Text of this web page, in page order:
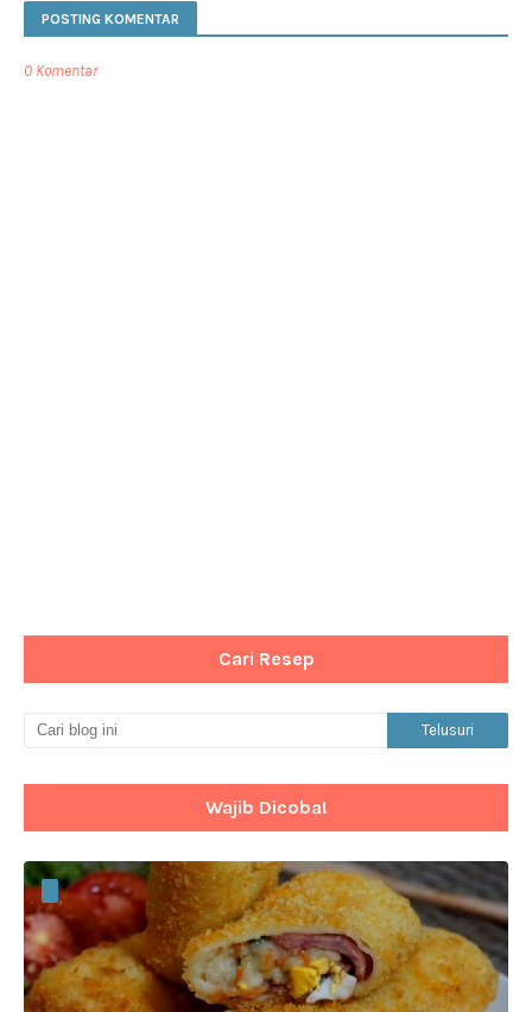
POSTING KOMENTAR
0 Komentar
Cari Resep
Wajib Dicoba!